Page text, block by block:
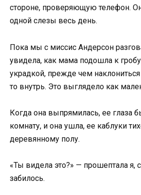
стороне, проверяющую телефон.
одной слезы весь день.
Пока мы с миссис Андерсон
увидела, как мама подошла к
украдкой, прежде чем
то внутрь. Это выглядело как
Когда она выпрямилась, ее глаза
комнату, и она ушла, ее каблуки
деревянному полу.
«Ты видела это?» — прошептала я,
забилось.